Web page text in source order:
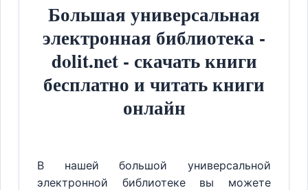
Большая универсальная
электронная библиотека -
dolit.net - скачать книги
бесплатно и читать книги
онлайн
В нашей большой универсальной
электронной библиотеке вы можете